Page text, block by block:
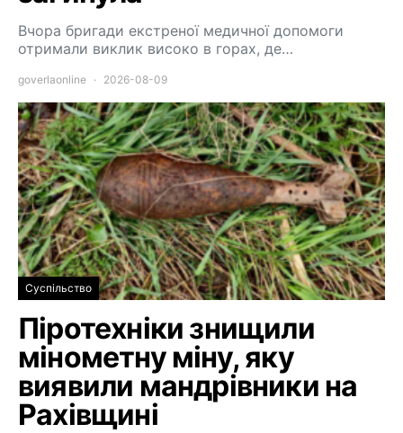
Вчора бригади екстреної медичної допомоги
отримали виклик високо в горах, де…
goverlaonline 2026-08-09
Суспільство
Піротехніки знищили
мінометну міну, яку
виявили мандрівники на
Рахівщині